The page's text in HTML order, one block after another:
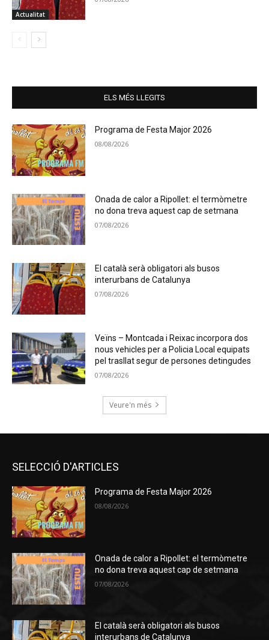
Actualitat
ELS MÉS LLEGITS
Programa de Festa Major 2026
08/08/2026
Onada de calor a Ripollet: el termòmetre
no dona treva aquest cap de setmana
07/08/2026
El català serà obligatori als busos
interurbans de Catalunya
07/08/2026
Veïns – Montcada i Reixac incorpora dos
nous vehicles per a Policia Local equipats
pel trasllat segur de persones detingudes
07/08/2026
Veure'n més
SELECCIÓ D'ARTICLES
Programa de Festa Major 2026
08/08/2026
Onada de calor a Ripollet: el termòmetre
no dona treva aquest cap de setmana
07/08/2026
El català serà obligatori als busos
interurbans de Catalunya